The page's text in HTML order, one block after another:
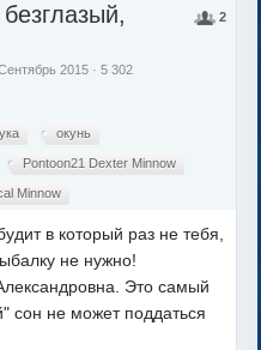
2
Сентябрь 2015 · 5 302
окунь
Pontoon21 Dexter Minnow
Minnow
в который раз не тебя,
не нужно!
Это самый
сон не может поддаться